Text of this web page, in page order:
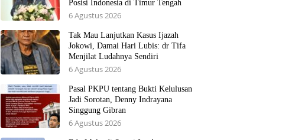
Posisi Indonesia di Timur Tengah
6 Agustus 2026
Tak Mau Lanjutkan Kasus Ijazah
Jokowi, Damai Hari Lubis: dr Tifa
Menjilat Ludahnya Sendiri
6 Agustus 2026
Pasal PKPU tentang Bukti Kelulusan
Jadi Sorotan, Denny Indrayana
Singgung Gibran
6 Agustus 2026